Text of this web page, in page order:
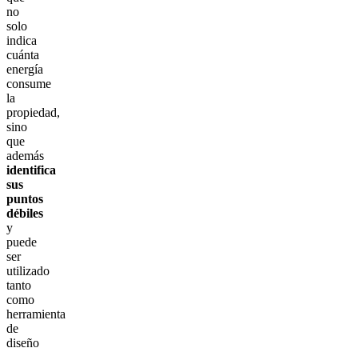
no
solo
indica
cuánta
energía
consume
la
propiedad,
sino
que
además
identifica
sus
puntos
débiles
y
puede
ser
utilizado
tanto
como
herramienta
de
diseño